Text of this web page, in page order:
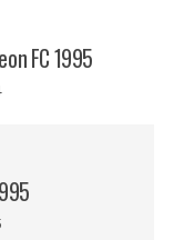
FC 1995